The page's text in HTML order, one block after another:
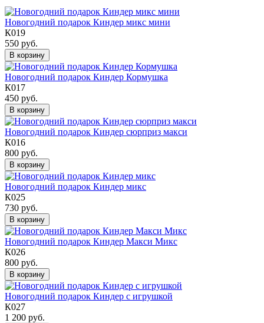
Новогодний подарок Киндер микс мини
К019
550 руб.
В корзину
Новогодний подарок Киндер Кормушка
К017
450 руб.
В корзину
Новогодний подарок Киндер сюрприз макси
К016
800 руб.
В корзину
Новогодний подарок Киндер микс
К025
730 руб.
В корзину
Новогодний подарок Киндер Макси Микс
К026
800 руб.
В корзину
Новогодний подарок Киндер с игрушкой
К027
1 200 руб.